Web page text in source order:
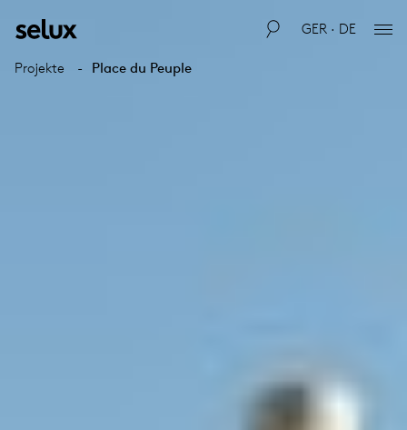
GER · DE
Projekte Place du Peuple